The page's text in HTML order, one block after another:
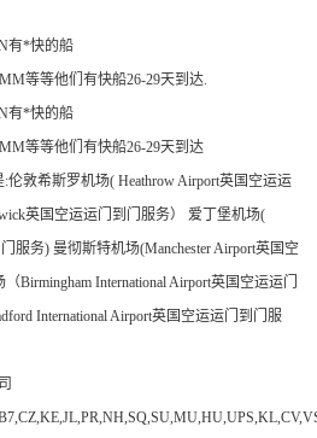
有*快的船
等等他们有快船26-29天到达.
有*快的船
等等他们有快船26-29天到达
敦希斯罗机场( Heathrow Airport英国空运运
英国空运运门到门服务） 爱丁堡机场(
服务) 曼彻斯特机场(Manchester Airport英国空
Birmingham International Airport英国空运运门
International Airport英国空运运门到门服